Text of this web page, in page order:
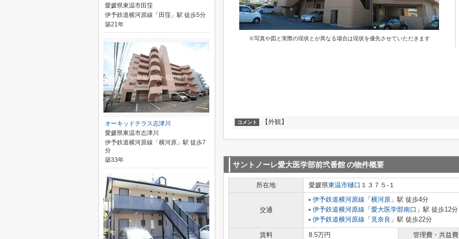
※写真や図と実際の現状とが異なる場合は現状を優先させていただきます
コメント 【外観】
サントノーレ愛大医学部前弐番館の物件概要
所在地 愛媛県東温市樋口 １３７５-１
交通
伊予鉄道横河原線 「 横河原 」駅 徒歩4分
伊予鉄道横河原線 「 愛大医学部南口 」駅 徒歩12分
伊予鉄道横河原線 「 見奈良 」駅 徒歩22分
賃料 8.5万円 管理費・共益費
愛媛県東温市田窪
伊予鉄道横河原線「田窪」駅 徒歩5分
築21年
オーキッドテラス志津川
愛媛県東温市志津川
伊予鉄道横河原線「横河原」駅 徒歩7
分
築33年